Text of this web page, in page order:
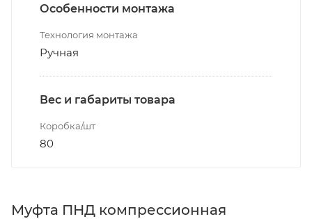
Особенности монтажа
Технология монтажа
Ручная
Вес и габариты товара
Коробка/шт
80
Муфта ПНД компрессионная